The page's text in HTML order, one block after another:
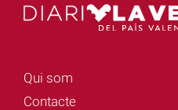
Qui som
Contacte